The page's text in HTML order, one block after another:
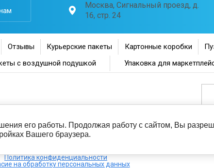
Москва, Сигнальный проезд, д.
16, стр. 24
Отзывы Курьерские пакеты Картонные коробки
с воздушной подушкой Упаковка для
Политика конфиденциальности
на обработку персональных данных
его работы. Продолжая работу с сайтом, Вы
Вашего браузера.